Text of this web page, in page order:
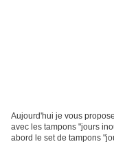
Aujourd'hui je vous
avec les tampons "jours
abord le set de tampons